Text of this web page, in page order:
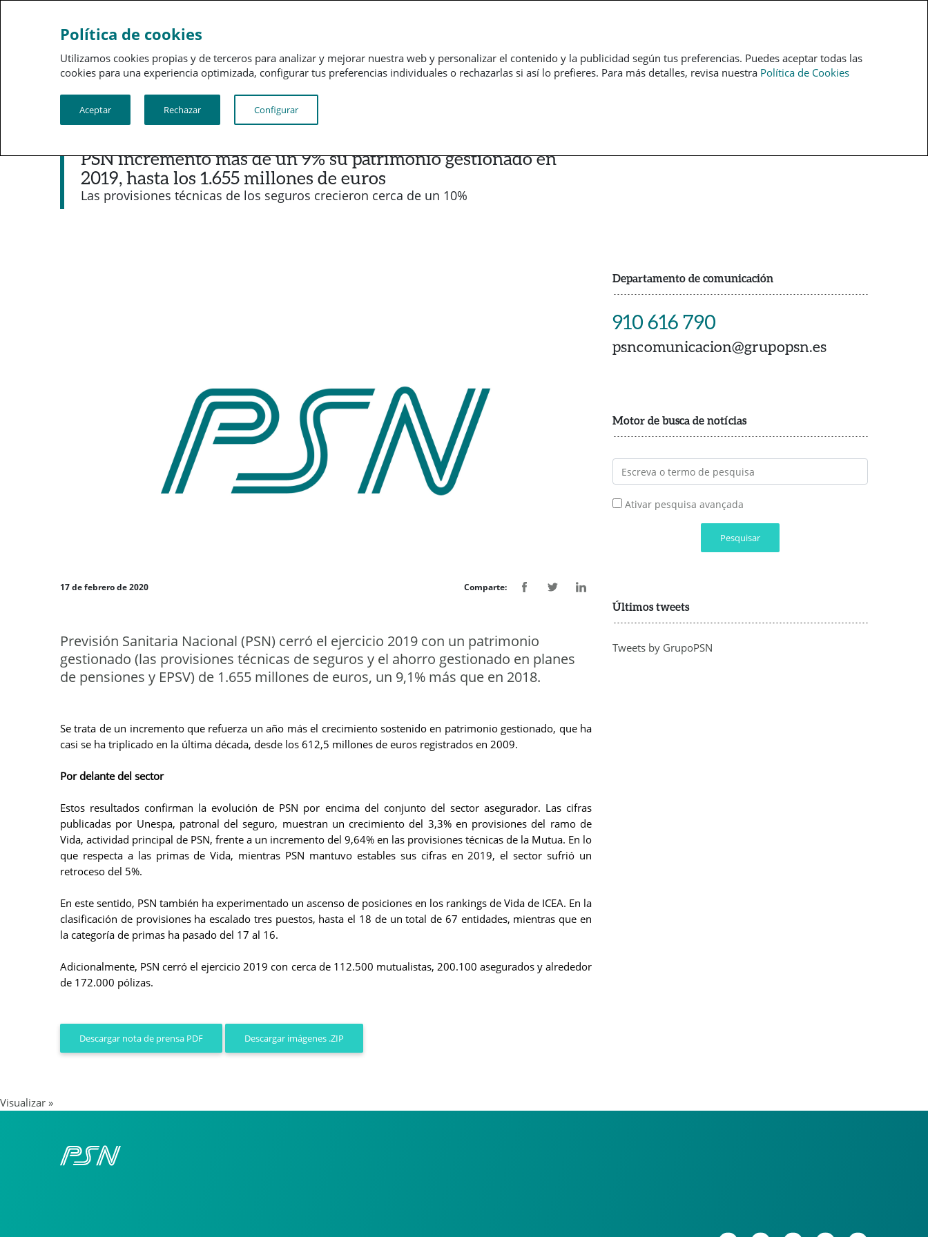
Sobre a PSN
PSN incrementó más de un 9% su patrimonio gestionado en
2019, hasta los 1.655 millones de euros
Las provisiones técnicas de los seguros crecieron cerca de un 10%
17 de febrero de 2020 Comparte:
Previsión Sanitaria Nacional (PSN) cerró el ejercicio 2019 con un patrimonio
gestionado (las provisiones técnicas de seguros y el ahorro gestionado en planes
de pensiones y EPSV) de 1.655 millones de euros, un 9,1% más que en 2018.
Se trata de un incremento que refuerza un año más el crecimiento sostenido en patrimonio gestionado, que ha
casi se ha triplicado en la última década, desde los 612,5 millones de euros registrados en 2009.
Por delante del sector
Estos resultados confirman la evolución de PSN por encima del conjunto del sector asegurador. Las cifras
publicadas por Unespa, patronal del seguro, muestran un crecimiento del 3,3% en provisiones del ramo de
Vida, actividad principal de PSN, frente a un incremento del 9,64% en las provisiones técnicas de la Mutua. En lo
que respecta a las primas de Vida, mientras PSN mantuvo estables sus cifras en 2019, el sector sufrió un
retroceso del 5%.
En este sentido, PSN también ha experimentado un ascenso de posiciones en los rankings de Vida de ICEA. En la
clasificación de provisiones ha escalado tres puestos, hasta el 18 de un total de 67 entidades, mientras que en
la categoría de primas ha pasado del 17 al 16.
Adicionalmente, PSN cerró el ejercicio 2019 con cerca de 112.500 mutualistas, 200.100 asegurados y alrededor
de 172.000 pólizas.
Descargar nota de prensa PDF Descargar imágenes .ZIP
Departamento de comunicación
910 616 790
psncomunicacion@grupopsn.es
Motor de busca de notícias
Ativar pesquisa avançada
Pesquisar
Últimos tweets
Tweets by GrupoPSN
Visualizar »
Política de cookies
Utilizamos cookies propias y de terceros para analizar y mejorar nuestra web y personalizar el contenido y la publicidad según tus preferencias. Puedes aceptar todas las
cookies para una experiencia optimizada, configurar tus preferencias individuales o rechazarlas si así lo prefieres. Para más detalles, revisa nuestra Política de Cookies
Aceptar Rechazar Configurar